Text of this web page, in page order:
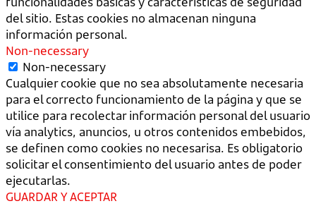
del sitio. Estas cookies no almacenan ninguna
información personal.
Non-necessary
Non-necessary
Cualquier cookie que no sea absolutamente necesaria
para el correcto funcionamiento de la página y que se
utilice para recolectar información personal del usuario
vía analytics, anuncios, u otros contenidos embebidos,
se definen como cookies no necesarisa. Es obligatorio
solicitar el consentimiento del usuario antes de poder
ejecutarlas.
GUARDAR Y ACEPTAR